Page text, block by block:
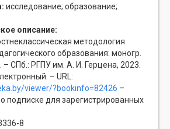
исследование; образование;
описание:
методология
образования: моногр.
СПб.: РГПУ им. А. И. Герцена, 2023.
– URL:
viewer/?bookinfo=82426 –
подписке для зарегистрированных
8